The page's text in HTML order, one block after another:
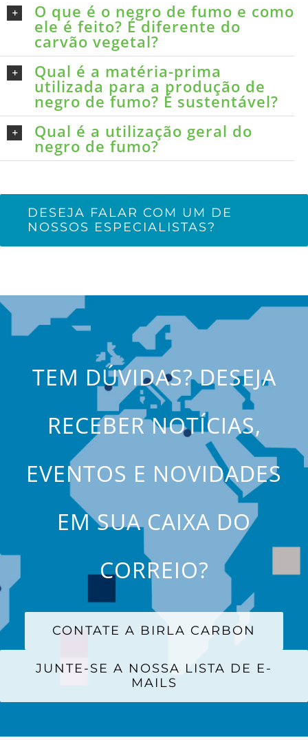
O que é o negro de fumo e como
ele é feito? É diferente do
carvão vegetal?
Qual é a matéria-prima
utilizada para a produção de
negro de fumo? É sustentável?
Qual é a utilização geral do
negro de fumo?
DESEJA FALAR COM UM DE
NOSSOS ESPECIALISTAS?
TEM DÚVIDAS? DESEJA
RECEBER NOTÍCIAS,
EVENTOS E NOVIDADES
EM SUA CAIXA DO
CORREIO?
CONTATE A BIRLA CARBON
JUNTE-SE A NOSSA LISTA DE E-
MAILS